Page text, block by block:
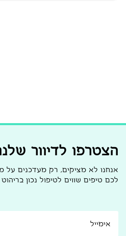
הצטרפו לדיוור
אנחנו לא מציקים, רק מעדכנים על
לכם טיפים שווים לטיפול נכון בריהוט